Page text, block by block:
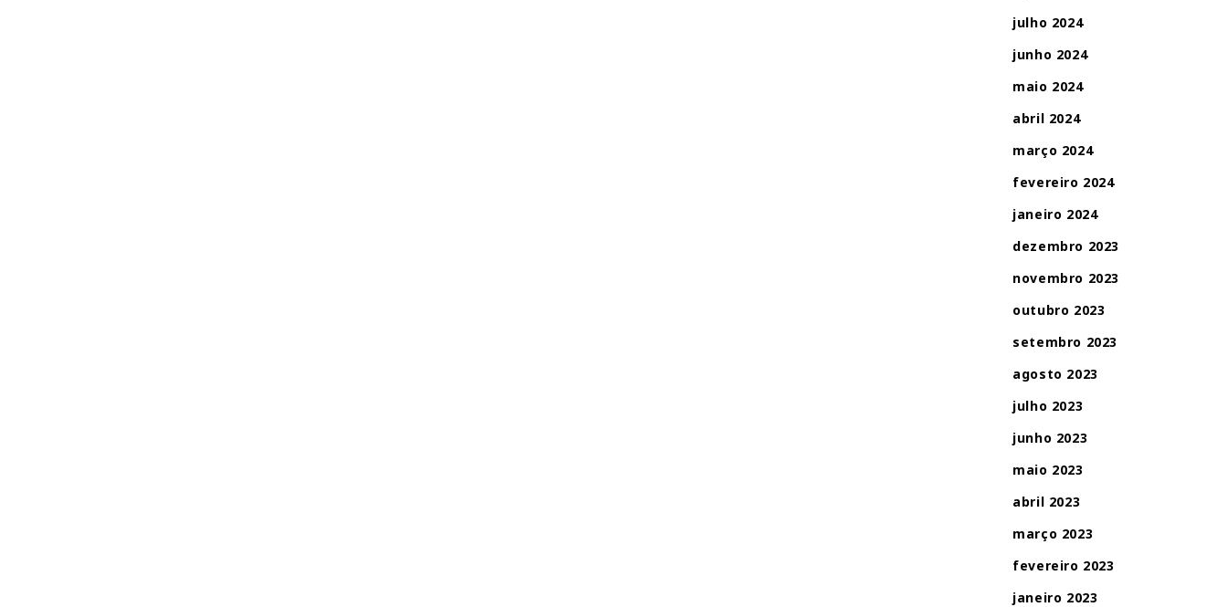
julho 2024
junho 2024
maio 2024
abril 2024
março 2024
fevereiro 2024
janeiro 2024
dezembro 2023
novembro 2023
outubro 2023
setembro 2023
agosto 2023
julho 2023
junho 2023
maio 2023
abril 2023
março 2023
fevereiro 2023
janeiro 2023